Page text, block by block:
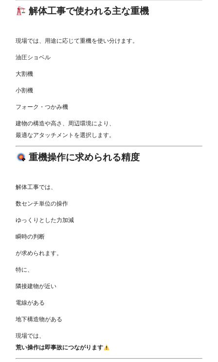
解体工事で使われる主な重機
現場では、用途に応じて重機を使い分けます。
油圧ショベル
大割機
小割機
フォーク・つかみ機
建物の構造や高さ、周辺環境により、
最適なアタッチメントを選択します。
重機操作に求められる精度
解体工事では、
数センチ単位の操作
ゆっくりとした力加減
瞬時の判断
が求められます。
特に、
隣接建物が近い
電線がある
地下構造物がある
現場では、
荒い操作は即事故につながります